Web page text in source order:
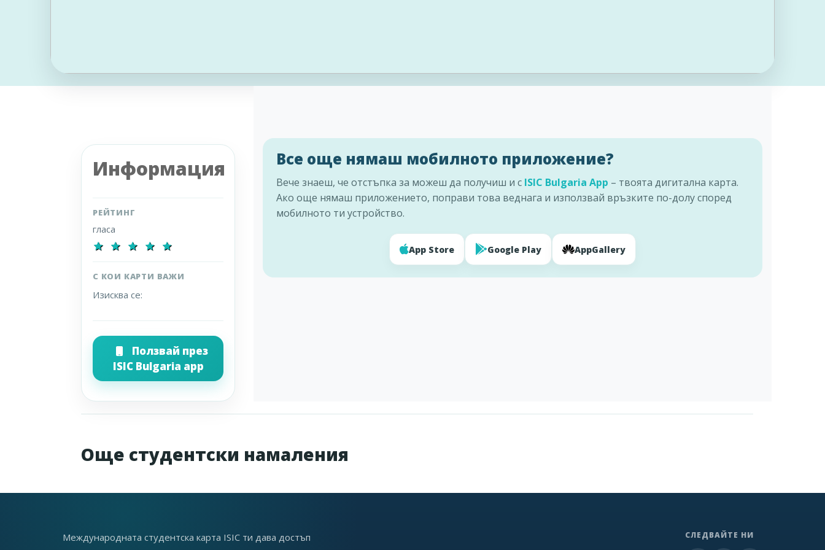
Информация
РЕЙТИНГ
гласа
star star star star star
С КОИ КАРТИ ВАЖИ
Изисква се:
Ползвай през
ISIC Bulgaria app
Все още нямаш мобилното приложение?
Вече знаеш, че отстъпка за можеш да получиш и с ISIC Bulgaria App – твоята дигитална карта.
Ако още нямаш приложението, поправи това веднага и използвай връзките по-долу според
мобилното ти устройство.
App Store Google Play AppGallery
Още студентски намаления
Международната студентска карта ISIC ти дава достъп
СЛЕДВАЙТЕ НИ